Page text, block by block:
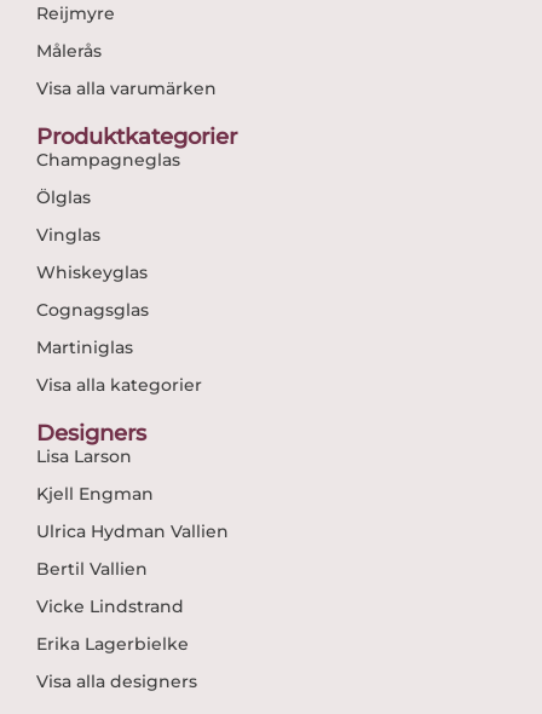
Reijmyre
Målerås
Visa alla varumärken
Produktkategorier
Champagneglas
Ölglas
Vinglas
Whiskeyglas
Cognagsglas
Martiniglas
Visa alla kategorier
Designers
Lisa Larson
Kjell Engman
Ulrica Hydman Vallien
Bertil Vallien
Vicke Lindstrand
Erika Lagerbielke
Visa alla designers